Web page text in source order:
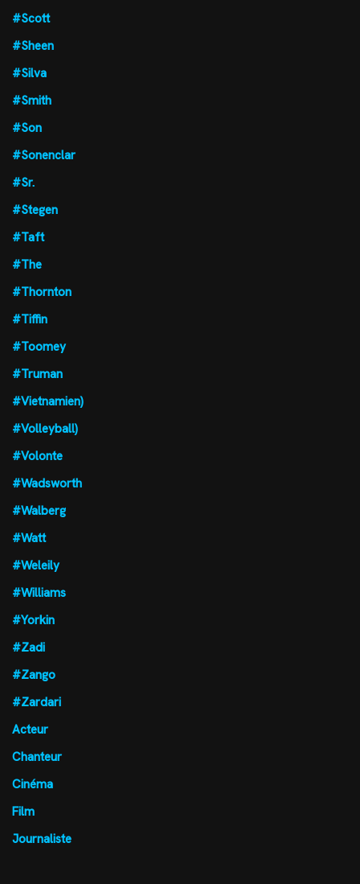
#Scott
#Sheen
#Silva
#Smith
#Son
#Sonenclar
#Sr.
#Stegen
#Taft
#The
#Thornton
#Tiffin
#Toomey
#Truman
#Vietnamien)
#Volleyball)
#Volonte
#Wadsworth
#Walberg
#Watt
#Weleily
#Williams
#Yorkin
#Zadi
#Zango
#Zardari
Acteur
Chanteur
Cinéma
Film
Journaliste